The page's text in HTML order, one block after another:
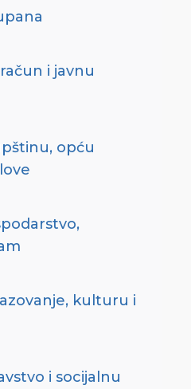
i javnu
opću
kulturu i
i socijalnu